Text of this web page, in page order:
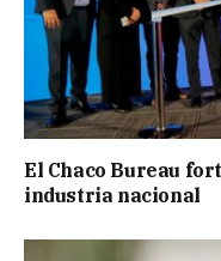
El Chaco Bureau
industria nacional